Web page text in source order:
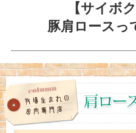
【サイボ
豚肩ロースっ